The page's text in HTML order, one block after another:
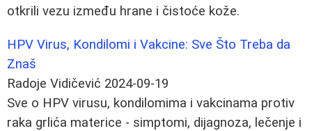
otkrili vezu između hrane i čistoće kože.
HPV Virus, Kondilomi i Vakcine: Sve Što Treba da
Znaš
Radoje Vidičević 2024-09-19
Sve o HPV virusu, kondilomima i vakcinama protiv
raka grlića materice - simptomi, dijagnoza, lečenje i